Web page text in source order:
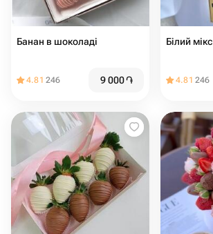
Банан в шоколаді
4.81 246 9 000֏
Білий мікс
4.81 246